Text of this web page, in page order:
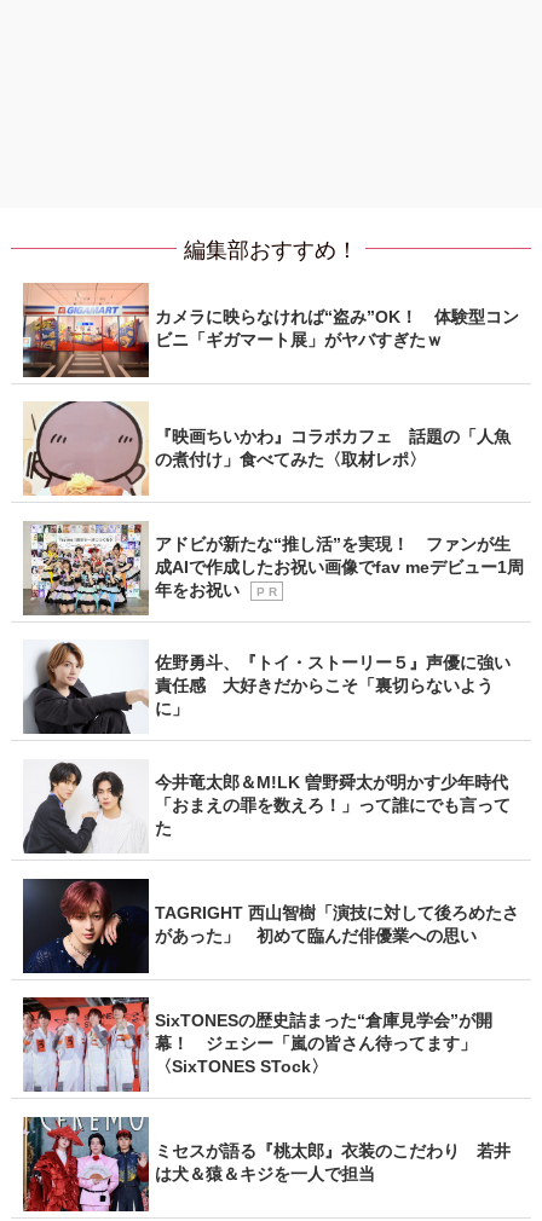
編集部おすすめ！
カメラに映らなければ“盗み”OK！ 体験型コン
ビニ「ギガマート展」がヤバすぎたｗ
『映画ちいかわ』コラボカフェ 話題の「人魚
の煮付け」食べてみた〈取材レポ〉
アドビが新たな“推し活”を実現！ ファンが生
成AIで作成したお祝い画像でfav meデビュー1周
年をお祝い
P R
佐野勇斗、『トイ・ストーリー５』声優に強い
責任感 大好きだからこそ「裏切らないよう
に」
今井竜太郎＆M!LK 曽野舜太が明かす少年時代
「おまえの罪を数えろ！」って誰にでも言って
た
TAGRIGHT 西山智樹「演技に対して後ろめたさ
があった」 初めて臨んだ俳優業への思い
SixTONESの歴史詰まった“倉庫見学会”が開
幕！ ジェシー「嵐の皆さん待ってます」
〈SixTONES STock〉
ミセスが語る『桃太郎』衣装のこだわり 若井
は犬＆猿＆キジを一人で担当